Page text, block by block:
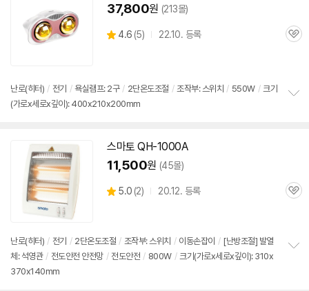
37,800원 (213몰)
별
4.6 (상
5) 22.10. 등록
관
난로(히터) / 전기 / 욕실램프: 2구 / 2단온도조절 / 조작부:스위치 / 550W / 크기
(가로x세로x깊이): 400x210x200mm
스마토 QH-1000A
11,500원 (45몰)
별
5.0 (상
뷰
2) 20.12. 등록
관
난로(히터) / 전기 / 2단온도조절 / 조작부:스위치 / 이동손잡이 / [난방조절] 발열
체: 석영관 / 전도안전 안전망 / 전도안전 / 800W / 크기(가로x세로x깊이): 310x
370x140mm